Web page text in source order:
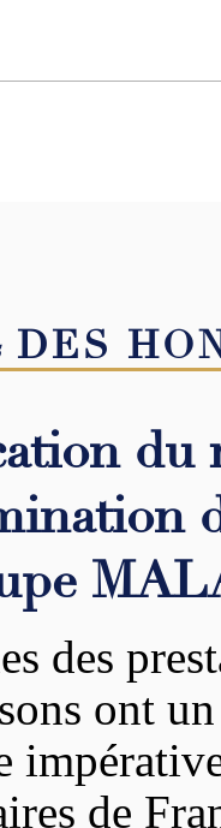
DES
du
des
ont
de